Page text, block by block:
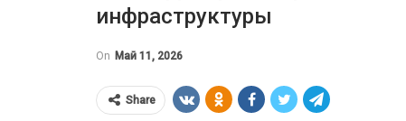
инфраструктуры
On Май 11, 2026
Share